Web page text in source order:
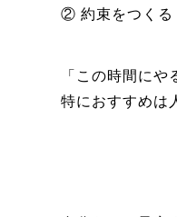
② 約束をつくる
「この時間にや
特におすすめは